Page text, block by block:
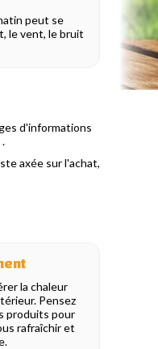
peut se
le vent, le bruit
d'informations
.
axée sur l'achat,
la chaleur
Pensez
produits pour
rafraîchir et